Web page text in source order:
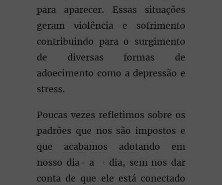
para aparecer. Essas situações
geram violência e sofrimento
contribuindo para o surgimento
de diversas formas de
adoecimento como a depressão e
stress.
Poucas vezes refletimos sobre os
padrões que nos são impostos e
que acabamos adotando em
nosso dia- a – dia, sem nos dar
conta de que ele está conectado